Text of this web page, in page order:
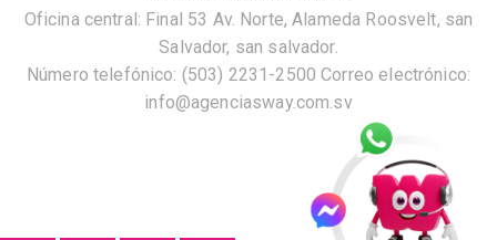
Oficina central: Final 53 Av. Norte, Alameda Roosvelt, san
Salvador, san salvador.
Número telefónico: (503) 2231-2500 Correo electrónico:
info@agenciasway.com.sv